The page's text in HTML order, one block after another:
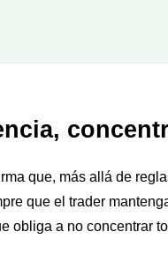
que, más allá de
que el trader
obliga a no concentrar